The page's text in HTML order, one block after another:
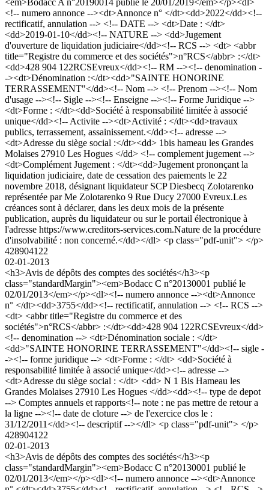
<!-- numero annonce --><dt>Annonce n° </dt><dd>2022</dd><!--
rectificatif, annulation --> <!-- DATE --> <dt>Date : </dt>
<dd>2019-01-10</dd><!-- NATURE --> <dd>Jugement
d'ouverture de liquidation judiciaire</dd><!-- RCS --> <dt> <abbr
title="Registre du commerce et des sociétés">n°RCS</abbr> :</dt>
<dd>428 904 122RCSEvreux</dd><!-- RM --><!-- denomination -
-><dt>Dénomination :</dt><dd>"SAINTE HONORINE
TERRASSEMENT"</dd><!-- Nom --> <!-- Prenom --><!-- Nom
d'usage --><!-- Sigle --><!-- Enseigne --><!-- Forme Juridique -->
<dt>Forme : </dt><dd>Société à responsabilité limitée à associé
unique</dd><!-- Activite --><dt>Activité : </dt><dd>travaux
publics, terrassement, assainissement.</dd><!-- adresse -->
<dt>Adresse du siège social :</dt><dd> 1bis hameau les Grandes
Molaises 27910 Les Hogues </dd> <!-- complement jugement -->
<dt>Complément Jugement : </dt><dd>Jugement prononçant la
liquidation judiciaire, date de cessation des paiements le 22
novembre 2018, désignant liquidateur SCP Diesbecq Zolotarenko
représentée par Me Zolotarenko 9 Rue Ducy 27000 Evreux.Les
créances sont à déclarer, dans les deux mois de la présente
publication, auprès du liquidateur ou sur le portail électronique à
l'adresse https://www.creditors-services.com.Nature de la procédure
d'insolvabilité : non concerné.</dd></dl> <p class="pdf-unit"> </p>
428904122
02-01-2013
<h3>Avis de dépôts des comptes des sociétés</h3><p
class="standardMargin"><em>Bodacc C n°20130001 publié le
02/01/2013</em></p><dl><!-- numero annonce --><dt>Annonce
n° </dt><dd>3755</dd><!-- rectificatif, annulation --> <!-- RCS -->
<dt> <abbr title="Registre du commerce et des
sociétés">n°RCS</abbr> :</dt><dd>428 904 122RCSEvreux</dd>
<!-- denomination --> <dt>Dénomination sociale : </dt>
<dd>"SAINTE HONORINE TERRASSEMENT"</dd><!-- sigle -
-><!-- forme juridique --> <dt>Forme : </dt> <dd>Société à
responsabilité limitée à associé unique</dd><!-- adresse -->
<dt>Adresse du siège social : </dt> <dd> N 1 Bis Hameau les
Grandes Molaises 27910 Les Hogues </dd><dd><!-- type de depot
--> Comptes annuels et rapports<!-- note : ne pas mettre de retour a
la ligne --><!-- date de cloture --> de l'exercice clos le :
31/12/2011</dd><!-- descriptif --></dl> <p class="pdf-unit"> </p>
428904122
02-01-2013
<h3>Avis de dépôts des comptes des sociétés</h3><p
class="standardMargin"><em>Bodacc C n°20130001 publié le
02/01/2013</em></p><dl><!-- numero annonce --><dt>Annonce